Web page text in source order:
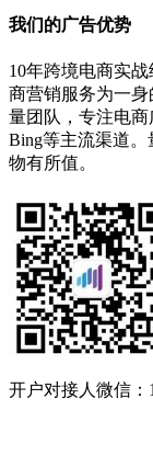
我们的广告优势
10年跨境电商实
商营销服务为一
量团队，专注电商
Bing等主流渠道
物有所值。
开户对接人微信：